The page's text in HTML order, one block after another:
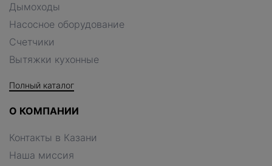
Дымоходы
Насосное оборудование
Счетчики
Вытяжки кухонные
Полный каталог
О КОМПАНИИ
Контакты в Казани
Наша миссия